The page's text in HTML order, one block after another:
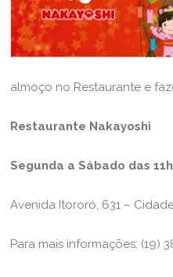
almoço no Restaurante e
Restaurante Nakayoshi
Segunda a Sábado das
Avenida Itororó, 631 –
Para mais informações: (19)